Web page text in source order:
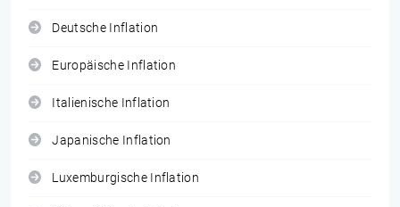
Deutsche Inflation
Europäische Inflation
Italienische Inflation
Japanische Inflation
Luxemburgische Inflation